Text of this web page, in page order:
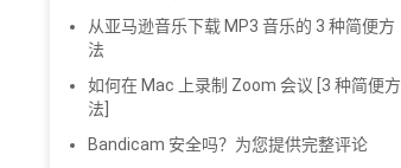
从亚马逊音乐下载 MP3 音乐的 3 种简便方
法
如何在 Mac 上录制 Zoom 会议 [3 种简便方
法]
Bandicam 安全吗？为您提供完整评论